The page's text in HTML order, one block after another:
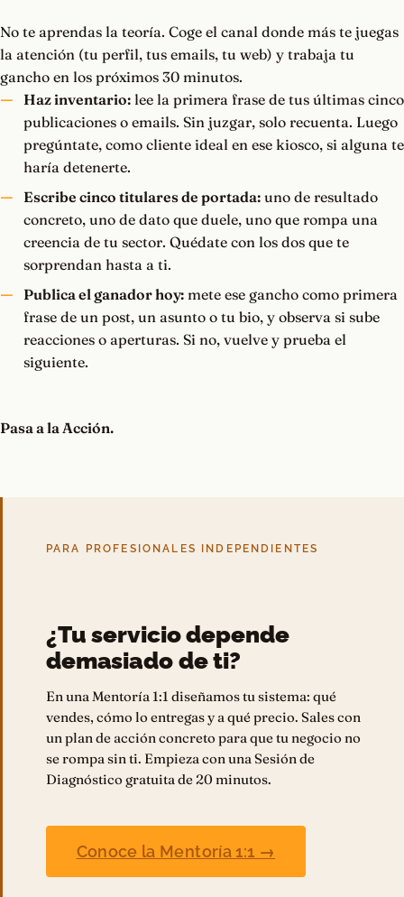
No te aprendas la teoría. Coge el canal donde más te juegas
la atención (tu perfil, tus emails, tu web) y trabaja tu
gancho en los próximos 30 minutos.
Haz inventario:lee la primera frase de tus últimas cinco
publicaciones o emails. Sin juzgar, solo recuenta. Luego
pregúntate, como cliente ideal en ese kiosco, si alguna te
haría detenerte.
Escribe cinco titulares de portada:uno de resultado
concreto, uno de dato que duele, uno que rompa una
creencia de tu sector. Quédate con los dos que te
sorprendan hasta a ti.
Publica el ganador hoy:mete ese gancho como primera
frase de un post, un asunto o tu bio, y observa si sube
reacciones o aperturas. Si no, vuelve y prueba el
siguiente.
Pasa a la Acción.
PARA PROFESIONALES INDEPENDIENTES
¿Tu servicio depende
demasiado de ti?
En una Mentoría 1:1 diseñamos tu sistema: qué
vendes, cómo lo entregas y a qué precio. Sales con
un plan de acción concreto para que tu negocio no
se rompa sin ti. Empieza con una Sesión de
Diagnóstico gratuita de 20 minutos.
Conoce la Mentoría 1:1 →